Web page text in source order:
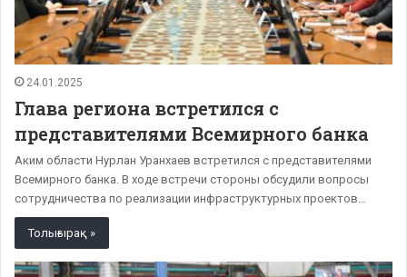
24.01.2025
Глава региона встретился с
представителями Всемирного банка
Аким области Нурлан Уранхаев встретился с представителями
Всемирного банка. В ходе встречи стороны обсудили вопросы
сотрудничества по реализации инфраструктурных проектов…
Толығырақ »